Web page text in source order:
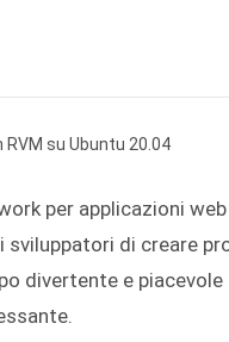
per applicazioni
di creare
divertente e